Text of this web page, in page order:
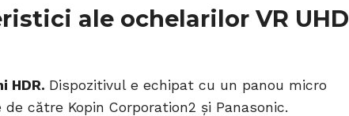
ale ochelarilor VR UHD
HDR. Dispozitivul e echipat cu un panou micro
către Kopin Corporation2 și Panasonic.